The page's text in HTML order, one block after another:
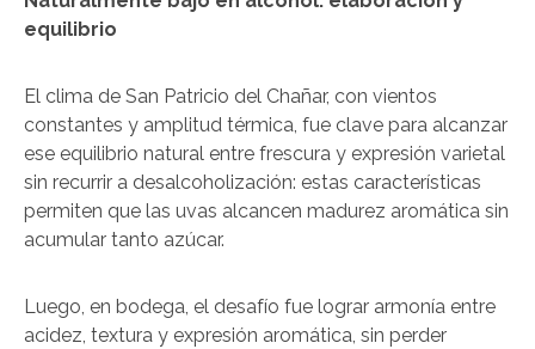
equilibrio
El clima de San Patricio del Chañar, con vientos
constantes y amplitud térmica, fue clave para alcanzar
ese equilibrio natural entre frescura y expresión varietal
sin recurrir a desalcoholización: estas características
permiten que las uvas alcancen madurez aromática sin
acumular tanto azúcar.
Luego, en bodega, el desafío fue lograr armonía entre
acidez, textura y expresión aromática, sin perder